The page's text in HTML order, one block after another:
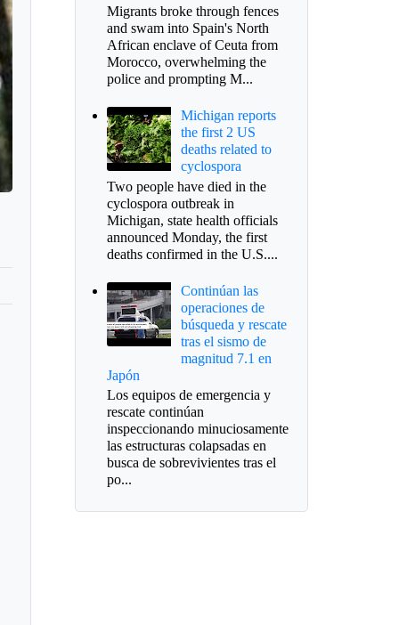
Migrants broke through fences
and swam into Spain's North
African enclave of Ceuta from
Morocco, overwhelming the
police and prompting M...
Michigan reports
the first 2 US
deaths related to
cyclospora
Two people have died in the
cyclospora outbreak in
Michigan, state health officials
announced Monday, the first
deaths confirmed in the U.S....
Continúan las
operaciones de
búsqueda y rescate
tras el sismo de
magnitud 7.1 en
Japón
Los equipos de emergencia y
rescate continúan
inspeccionando minuciosamente
las estructuras colapsadas en
busca de sobrevivientes tras el
po...